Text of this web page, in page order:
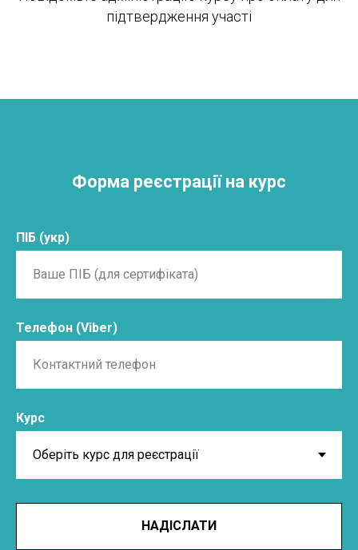
підтвердження участі
Форма реєстрації на курс
ПІБ (укр)
Телефон (Viber)
Курс
НАДІСЛАТИ